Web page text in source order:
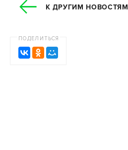
К ДРУГИМ НОВОСТЯМ
ПОДЕЛИТЬСЯ